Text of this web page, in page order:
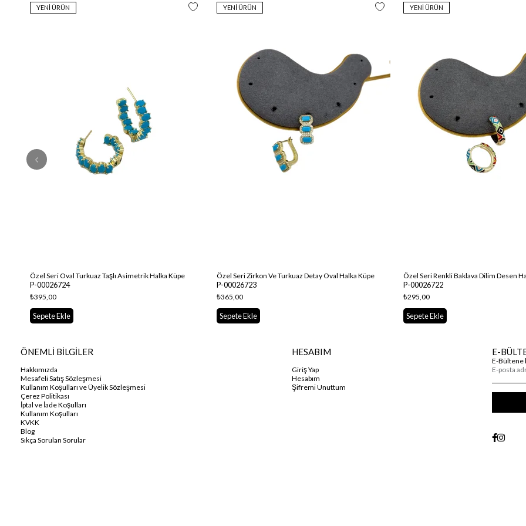
Özel Seri Oval Turkuaz Taşlı Asimetrik Halka Küpe
P-00026724
₺395,00
Sepete Ekle
YENI ÜRÜN
Özel Seri Zirkon Ve Turkuaz Detay Oval Halka Küpe
P-00026723
₺365,00
Sepete Ekle
YENI ÜRÜN
Özel Seri Renkli Baklava Dilim Desen
P-00026722
₺295,00
Sepete Ekle
YENI ÜRÜN
ÖNEMLİ BİLGİLER
Hakkımızda
Mesafeli Satış Sözleşmesi
Kullanım Koşulları ve Üyelik Sözleşmesi
Çerez Politikası
İptal ve İade Koşulları
Kullanım Koşulları
KVKK
Blog
Sıkça Sorulan Sorular
HESABIM
Giriş Yap
Hesabım
Şifremi Unuttum
E-
E-Bültene